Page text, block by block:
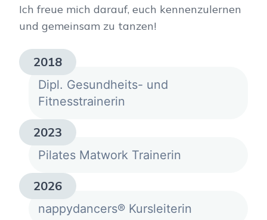
Ich freue mich darauf, euch kennenzulernen
und gemeinsam zu tanzen!
2018
Dipl. Gesundheits- und
Fitnesstrainerin
2023
Pilates Matwork Trainerin
2026
nappydancers® Kursleiterin